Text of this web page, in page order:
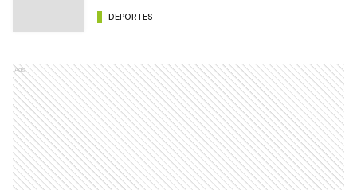
DEPORTES
Ads